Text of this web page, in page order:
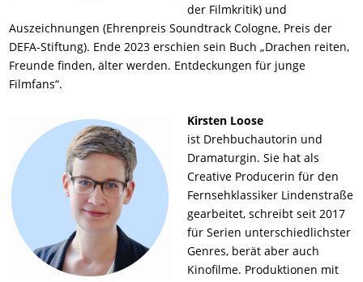
der Filmkritik) und
Auszeichnungen (Ehrenpreis Soundtrack Cologne, Preis der
DEFA-Stiftung). Ende 2023 erschien sein Buch „Drachen reiten,
Freunde finden, älter werden. Entdeckungen für junge
Filmfans“.
Kirsten Loose
ist Drehbuchautorin und
Dramaturgin. Sie hat als
Creative Producerin für den
Fernsehklassiker Lindenstraße
gearbeitet, schreibt seit 2017
für Serien unterschiedlichster
Genres, berät aber auch
Kinofilme. Produktionen mit